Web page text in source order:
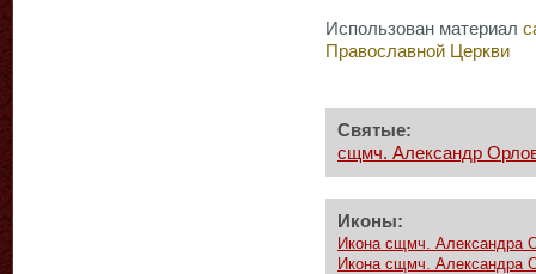
Использован материал
Православной Церкви
Святые:
сщмч. Александр
Иконы:
Икона сщмч. Александра
Икона сщмч. Александра